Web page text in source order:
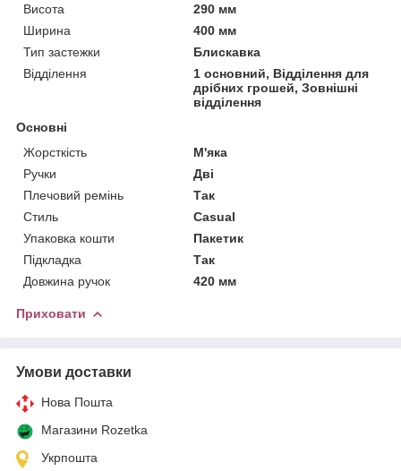
Висота
290 мм
Ширина
400 мм
Тип застежки
Блискавка
Відділення
1 основний, Відділення для
дрібних грошей, Зовнішні
відділення
Основні
Жорсткість
М'яка
Ручки
Дві
Плечовий ремінь
Так
Стиль
Casual
Упаковка кошти
Пакетик
Підкладка
Так
Довжина ручок
420 мм
Приховати
Умови доставки
Нова Пошта
Магазини Rozetka
Укрпошта